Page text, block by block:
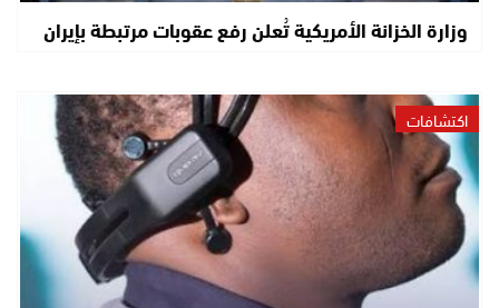
وزارة الخزانة الأمريكية تُعلن رفع عقوبات مرتبطة بإيران
اكتشافات